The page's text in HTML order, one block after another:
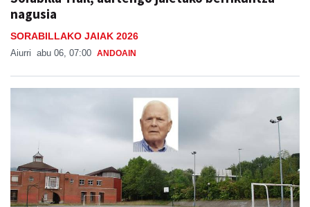
nagusia
SORABILLAKO JAIAK 2026
Aiurri abu 06, 07:00 ANDOAIN